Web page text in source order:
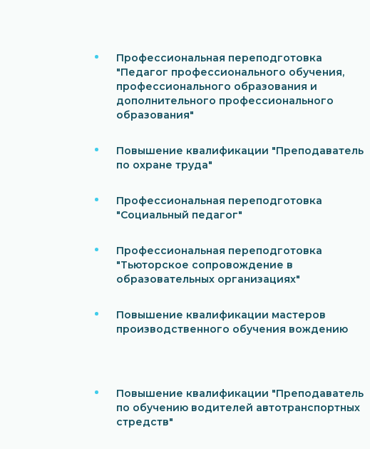
Профессиональная переподготовка
"Педагог профессионального обучения,
профессионального образования и
дополнительного профессионального
образования"
Повышение квалификации "Преподаватель
по охране труда"
Профессиональная переподготовка
"Социальный педагог"
Профессиональная переподготовка
"Тьюторское сопровождение в
образовательных организациях"
Повышение квалификации мастеров
производственного обучения вождению
Повышение квалификации "Преподаватель
по обучению водителей автотранспортных
стредств"